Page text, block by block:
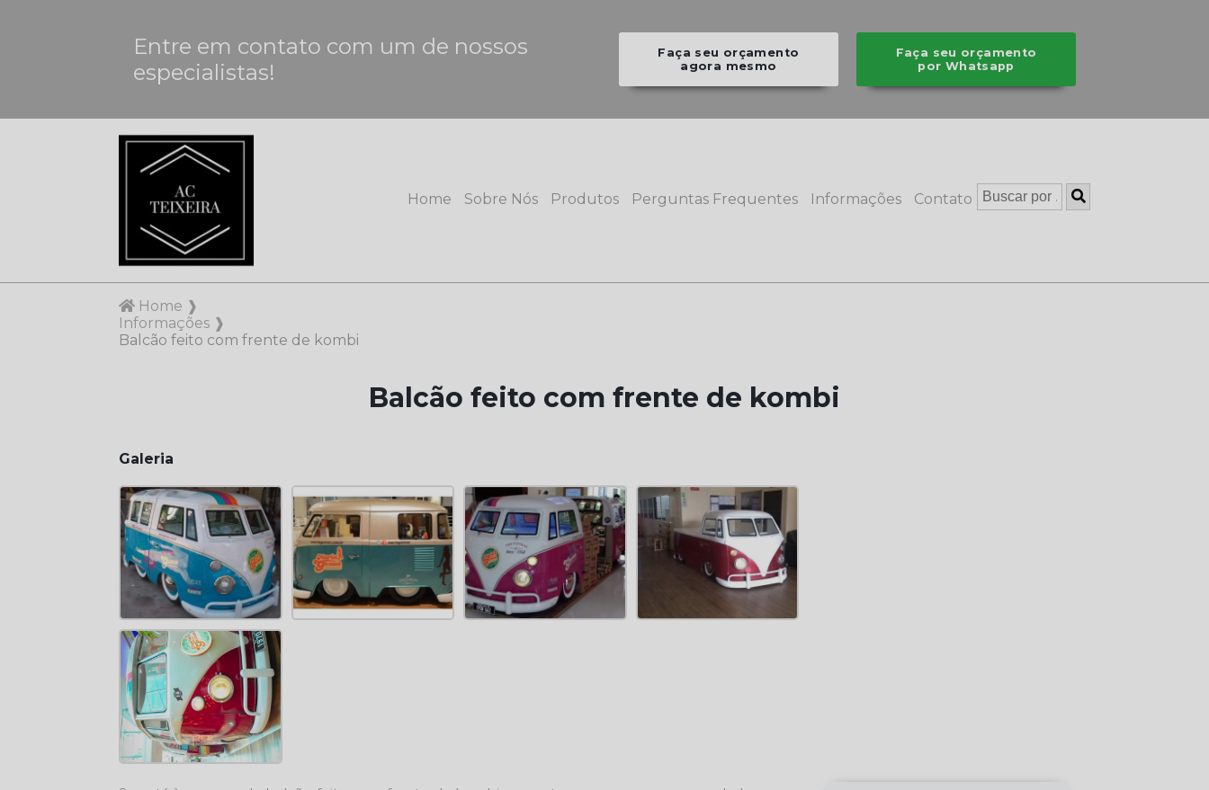
Entre em contato com um de nossos
especialistas!
Faça seu orçamento
agora mesmo
Faça seu orçamento
por Whatsapp
Home Sobre Nós Produtos Perguntas Frequentes Informações Contato
Home ❱
Informações ❱
Balcão feito com frente de kombi
Balcão feito com frente de kombi
Galeria